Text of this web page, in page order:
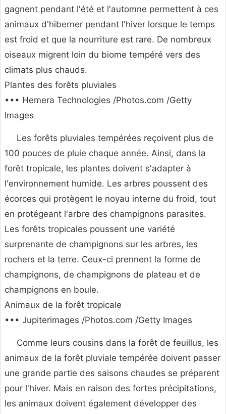
gagnent pendant l'été et l'automne permettent à ces
animaux d'hiberner pendant l'hiver lorsque le temps
est froid et que la nourriture est rare. De nombreux
oiseaux migrent loin du biome tempéré vers des
climats plus chauds.
Plantes des forêts pluviales
••• Hemera Technologies /Photos.com /Getty
Images
Les forêts pluviales tempérées reçoivent plus de
100 pouces de pluie chaque année. Ainsi, dans la
forêt tropicale, les plantes doivent s'adapter à
l'environnement humide. Les arbres poussent des
écorces qui protègent le noyau interne du froid, tout
en protégeant l'arbre des champignons parasites.
Les forêts tropicales poussent une variété
surprenante de champignons sur les arbres, les
rochers et la terre. Ceux-ci prennent la forme de
champignons, de champignons de plateau et de
champignons en boule.
Animaux de la forêt tropicale
••• Jupiterimages /Photos.com /Getty Images
Comme leurs cousins dans la forêt de feuillus, les
animaux de la forêt pluviale tempérée doivent passer
une grande partie des saisons chaudes se préparent
pour l'hiver. Mais en raison des fortes précipitations,
les animaux doivent également développer des